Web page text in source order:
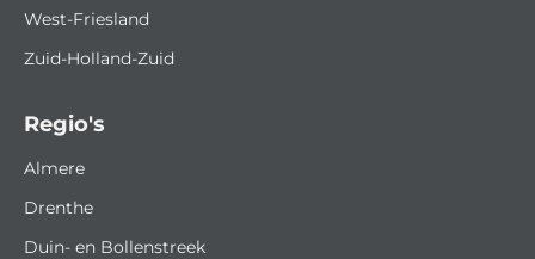
Regio's
Almere
Drenthe
Duin- en Bollenstreek
West-Friesland
Zuid-Holland-Zuid